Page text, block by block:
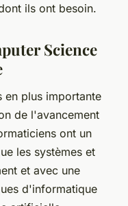
ils ont besoin.
Science
en plus importante
de l'avancement
ont un
les systèmes et
et avec une
d'informatique